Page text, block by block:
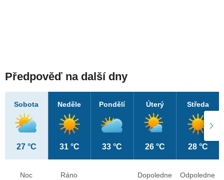
Předpověď na další dny
Sobota
27 °C
Neděle
31 °C
Pondělí
33 °C
Úterý
26 °C
Středa
28 °C
Noc
Ráno
Dopoledne
Odpoledne